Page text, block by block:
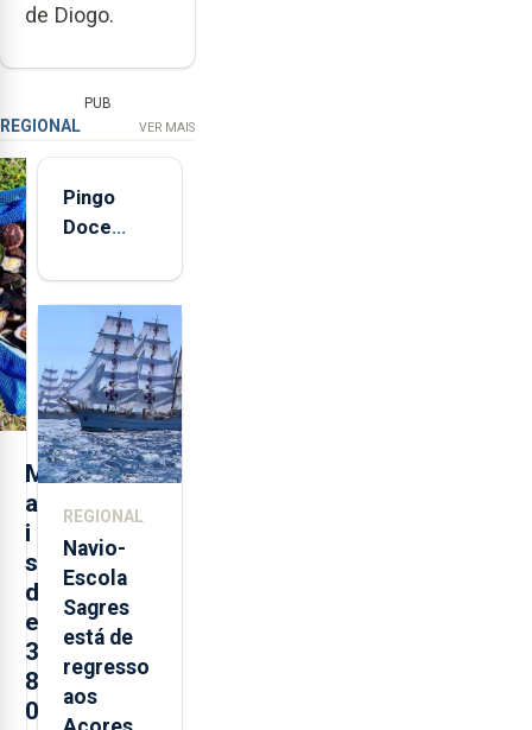
de Diogo.
PUB
REGIONAL VER MAIS
M
a
i
s
d
e
3
8
0
Pingo
Doce
quinta-
feira nova
loja em
São
Sebastião
e cria 30
postos de
REGIONAL
Navio-
Escola
Sagres
está de
regresso
aos